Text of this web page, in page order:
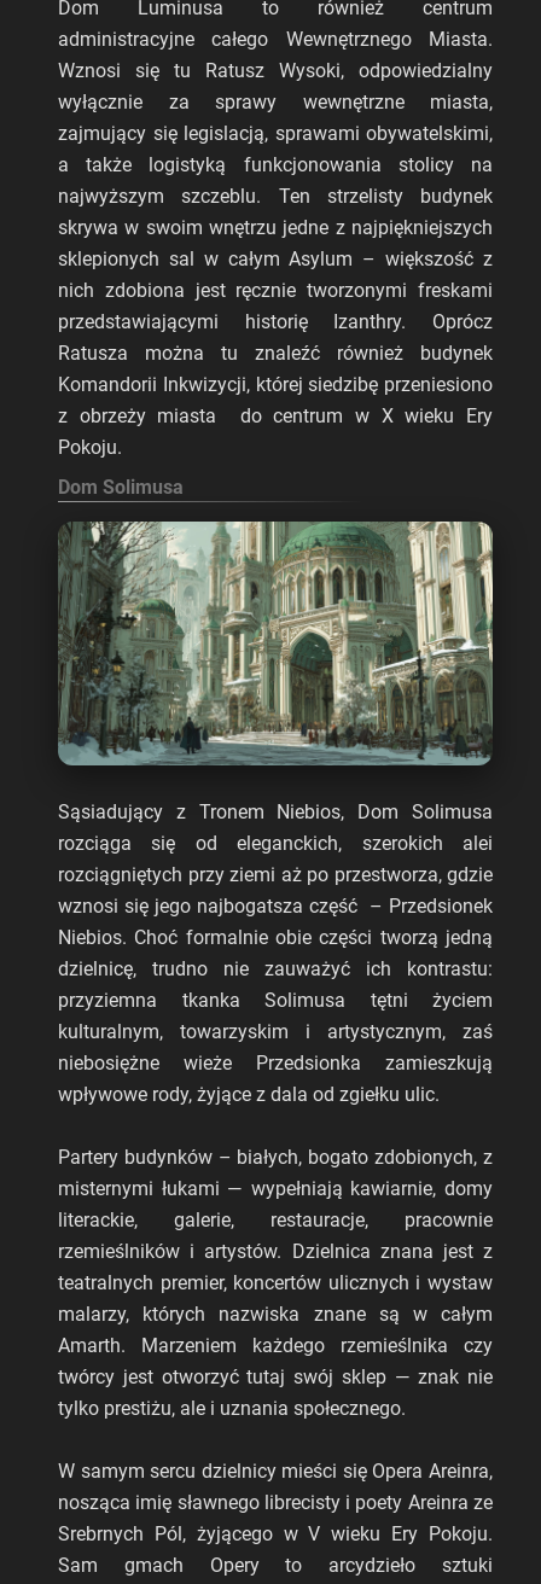
Dom Luminusa to również centrum
administracyjne całego Wewnętrznego Miasta.
Wznosi się tu Ratusz Wysoki, odpowiedzialny
wyłącznie za sprawy wewnętrzne miasta,
zajmujący się legislacją, sprawami obywatelskimi,
a także logistyką funkcjonowania stolicy na
najwyższym szczeblu. Ten strzelisty budynek
skrywa w swoim wnętrzu jedne z najpiękniejszych
sklepionych sal w całym Asylum – większość z
nich zdobiona jest ręcznie tworzonymi freskami
przedstawiającymi historię Izanthry. Oprócz
Ratusza można tu znaleźć również budynek
Komandorii Inkwizycji, której siedzibę przeniesiono
z obrzeży miasta do centrum w X wieku Ery
Pokoju.
Dom Solimusa
Sąsiadujący z Tronem Niebios, Dom Solimusa
rozciąga się od eleganckich, szerokich alei
rozciągniętych przy ziemi aż po przestworza, gdzie
wznosi się jego najbogatsza część – Przedsionek
Niebios. Choć formalnie obie części tworzą jedną
dzielnicę, trudno nie zauważyć ich kontrastu:
przyziemna tkanka Solimusa tętni życiem
kulturalnym, towarzyskim i artystycznym, zaś
niebosiężne wieże Przedsionka zamieszkują
wpływowe rody, żyjące z dala od zgiełku ulic.
Partery budynków – białych, bogato zdobionych, z
misternymi łukami — wypełniają kawiarnie, domy
literackie, galerie, restauracje, pracownie
rzemieślników i artystów. Dzielnica znana jest z
teatralnych premier, koncertów ulicznych i wystaw
malarzy, których nazwiska znane są w całym
Amarth. Marzeniem każdego rzemieślnika czy
twórcy jest otworzyć tutaj swój sklep — znak nie
tylko prestiżu, ale i uznania społecznego.
W samym sercu dzielnicy mieści się Opera Areinra,
nosząca imię sławnego librecisty i poety Areinra ze
Srebrnych Pól, żyjącego w V wieku Ery Pokoju.
Sam gmach Opery to arcydzieło sztuki